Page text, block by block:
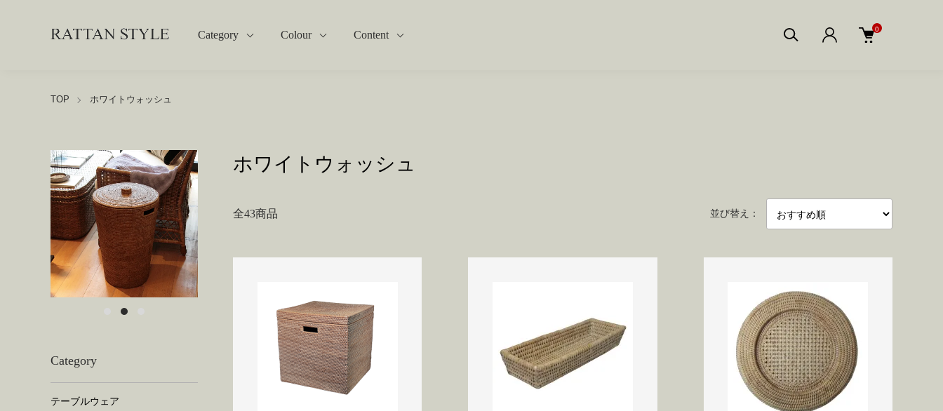
Category Colour Content
0
TOP ホワイトウォッシュ
ホワイトウォッシュ
全43商品 並び替え：
Category
テーブルウェア